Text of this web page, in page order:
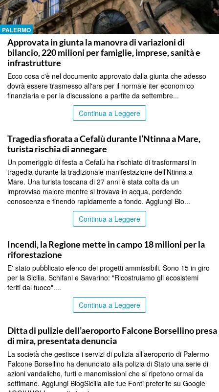
PALERMO
Approvata in giunta la manovra di variazioni di
bilancio, 220 milioni per famiglie, imprese, sanità e
infrastrutture
Ecco cosa c'è nel documento approvato dalla giunta che adesso
dovrà essere trasmesso all'ars per il normale iter economico
finanziaria e per la discussione a partite da settembre...
Continua a Leggere
Tragedia sfiorata a Cefalù durante l’Ntinna a Mare,
turista rischia di annegare
Un pomeriggio di festa a Cefalù ha rischiato di trasformarsi in
tragedia durante la tradizionale manifestazione dell’Ntinna a
Mare. Una turista toscana di 27 anni è stata colta da un
improvviso malore mentre si trovava in acqua, perdendo
conoscenza e finendo rapidamente a fondo. Aggiungi Blo...
Continua a Leggere
Incendi, la Regione mette in campo 18 milioni per la
riforestazione
E' stato pubblicato elenco dei progetti ammissibili. Sono 15 in giro
per la Sicilia. Schifani e Savarino: "Ricostruiamo gli ecosistemi
feriti dal fuoco"....
Continua a Leggere
Ditta di pulizie dell’aeroporto Falcone Borsellino presa
di mira, presentata denuncia
La società che gestisce i servizi di pulizia all’aeroporto di Palermo
Falcone Borsellino ha denunciato alla polizia di Stato una serie di
azioni vandaliche, furti e manomissioni che si ripetono ormai da
settimane. Aggiungi BlogSicilia alle tue Fonti preferite su Google